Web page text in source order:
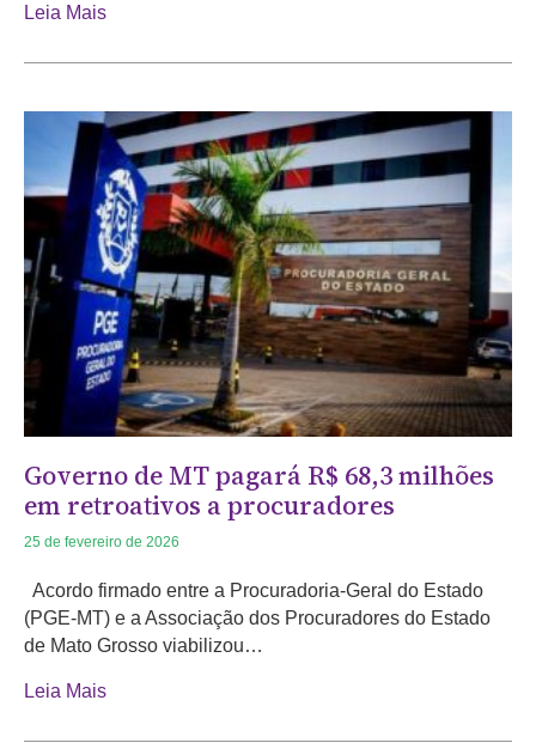
Leia Mais
Governo de MT pagará R$ 68,3 milhões
em retroativos a procuradores
25 de fevereiro de 2026
Acordo firmado entre a Procuradoria-Geral do Estado
(PGE-MT) e a Associação dos Procuradores do Estado
de Mato Grosso viabilizou…
Leia Mais